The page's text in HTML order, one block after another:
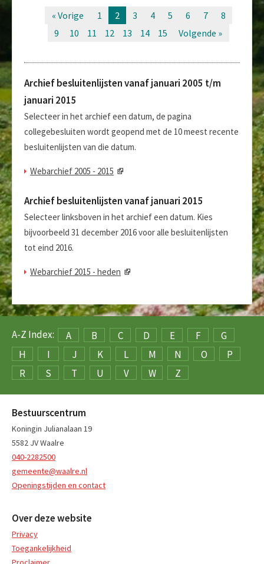
« Vorige 1 2 3 4 5 6 7
8
9
10 11 12 13 14 15 Volgende »
Archief besluitenlijsten vanaf januari 2005 t/m
januari 2015
Selecteer in het archief een datum, de pagina
collegebesluiten wordt geopend met de 10 meest recente
besluitenlijsten van die datum.
Webarchief 2005 - 2015
Archief besluitenlijsten vanaf januari 2015
Selecteer linksboven in het archief een datum. Kies
bijvoorbeeld 31 december 2016 voor alle besluitenlijsten
tot eind 2016.
Webarchief 2015 - heden
A-Z Index: A B C D E F
G
H
I J K L M N O
P
R
S T U V W Z
Bestuurscentrum
Koningin Julianalaan 19
5582 JV Waalre
040-2282500
gemeente@waalre.nl
Openingstijden en contact
Over deze website
Privacy
Toegankelijkheid